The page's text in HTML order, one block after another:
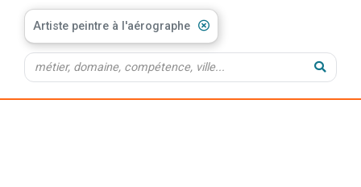
Artiste peintre à l'aérographe